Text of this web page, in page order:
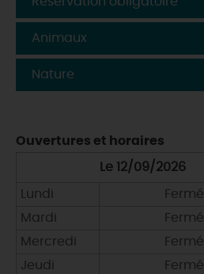
Animaux
Nature
Ouvertures et horaires
Le 12/09/2026
Lundi
Fermé
Mardi
Fermé
Mercredi
Fermé
Jeudi
Fermé